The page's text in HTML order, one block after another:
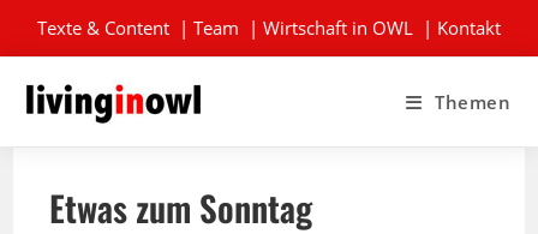
Texte & Content | Team | Wirtschaft in OWL | Kontakt
Themen
Etwas zum Sonntag